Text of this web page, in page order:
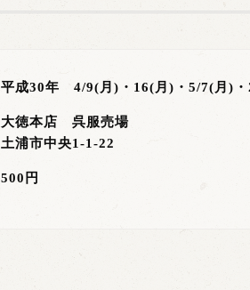
平成30年 4/9(月)・16(月)・5/7(月)
大徳本店 呉服売場
土浦市中央1-1-22
500円